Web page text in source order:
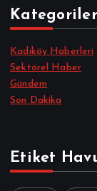
Kategoriler
Kadıköy Haberleri
Sektörel Haber
Gündem
Son Dakika
Etiket